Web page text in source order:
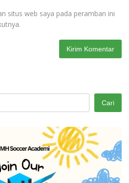
situs web saya pada peramban ini
Cari